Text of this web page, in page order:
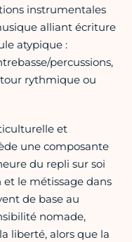
instrumentales
alliant écriture
atypique :
percussions,
rythmique ou
et
une composante
du repli sur soi
et le métissage dans
de base au
nomade,
liberté, alors que la